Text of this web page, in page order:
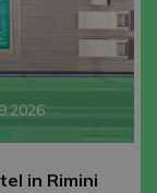
in Rimini